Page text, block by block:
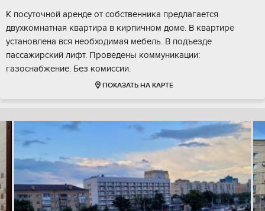
К посуточной аренде от собственника предлагается
двухкомнатная квартира в кирпичном доме. В квартире
установлена вся необходимая мебель. В подъезде
пассажирский лифт. Проведены коммуникации:
газоснабжение. Без комиссии.
ПОКАЗАТЬ НА КАРТЕ